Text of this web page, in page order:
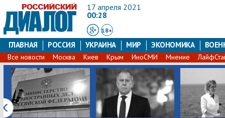
17 апреля 2021
00:28
18+
ГЛАВНАЯ РОССИЯ УКРАИНА МИР ЭКОНОМИКА
Все новости Москва Киев Крым ИноСМИ Мнение